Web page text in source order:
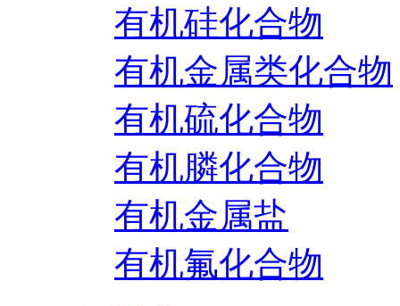
有机硅化合物
有机金属类化合物
有机硫化合物
有机膦化合物
有机金属盐
有机氟化合物